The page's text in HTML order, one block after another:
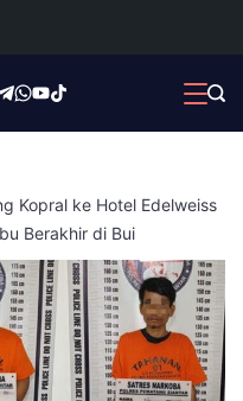
Kopral ke Hotel Edelweiss
Berakhir di Bui